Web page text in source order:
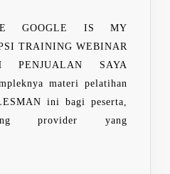
MY
SALESMAN
GOOGLE IS MY
TRAINING WEBINAR
PENJUALAN SAYA
materi pelatihan
ini bagi peserta,
provider yang